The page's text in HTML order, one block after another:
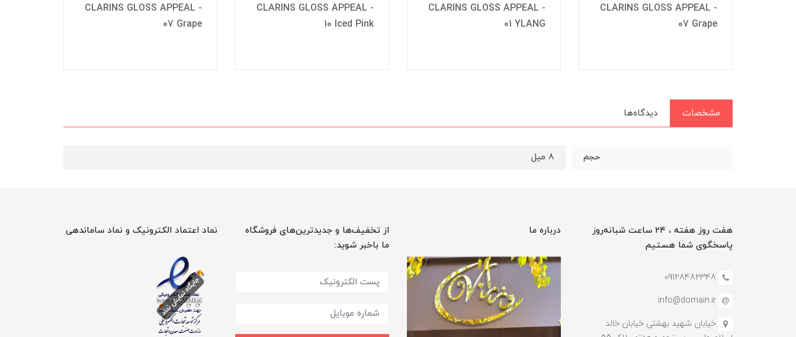
CLARINS GLOSS APPEAL -
07 Grape
CLARINS GLOSS APPEAL -
01 YLANG
CLARINS GLOSS APPEAL -
10 Iced Pink
CLARINS GLOSS APPEAL -
07 Grape
مشخصات دیدگاه‌ها
حجم 8 میل
هفت روز هفته ، ۲۴ ساعت شبانه‌روز
پاسخگوی شما هستیم
09128482348
info@domain.ir
خیابان شهید بهشتی خیابان خالد
درباره ما
از تخفیف‌ها و جدیدترین‌های فروشگاه
ما باخبر شوید:
نماد اعتماد الکترونیک و نماد ساماندهی